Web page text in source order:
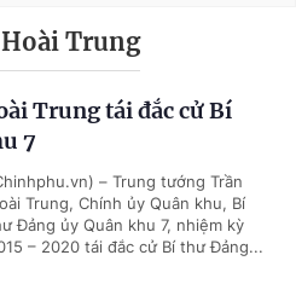
Trung
Trung tái đắc cử Bí
7
– Trung tướng Trần
Trung, Chính ủy Quân khu, Bí
Đảng ủy Quân khu 7, nhiệm kỳ
– 2020 tái đắc cử Bí thư Đảng...